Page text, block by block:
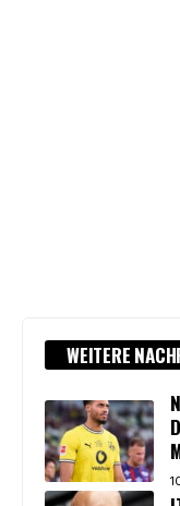
WEITERE